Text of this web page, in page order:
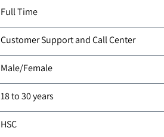
Full Time
Customer Support and Call Center
Male/Female
18 to 30 years
HSC